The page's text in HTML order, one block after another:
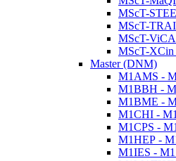
MScT-
MScT-TRAI
MScT-
MScT-XCin
Master (DNM)
M1AMS -
M1BBH -
M1BME -
M1CHI -
M1CPS -
M1HEP -
M1IES - M1